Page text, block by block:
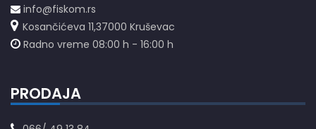
info@fiskom.rs
Kosančićeva 11,37000 Kruševac
Radno vreme 08:00 h - 16:00 h
PRODAJA